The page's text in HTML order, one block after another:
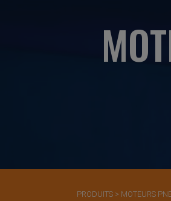
PRODUITS > MOTEURS